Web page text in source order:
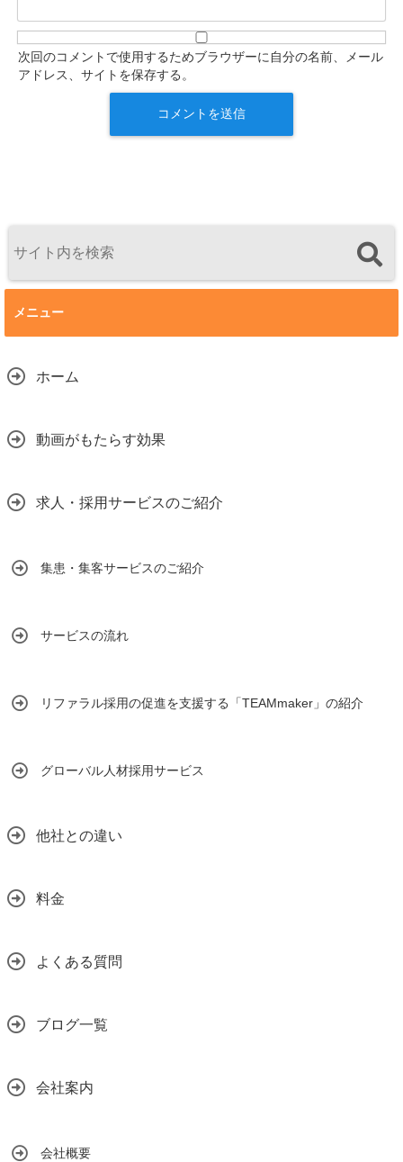
次回のコメントで使用するためブラウザーに自分の名前、メール
アドレス、サイトを保存する。
メニュー
ホーム
動画がもたらす効果
求人・採用サービスのご紹介
集患・集客サービスのご紹介
サービスの流れ
リファラル採用の促進を支援する「TEAMmaker」の紹介
グローバル人材採用サービス
他社との違い
料金
よくある質問
ブログ一覧
会社案内
会社概要